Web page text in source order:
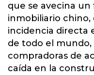
que se avecina
inmobiliario
incidencia directa
de todo el mundo,
compradoras de
caída en la